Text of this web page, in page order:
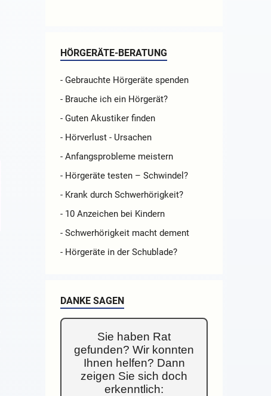
HÖRGERÄTE-BERATUNG
- Gebrauchte Hörgeräte spenden
- Brauche ich ein Hörgerät?
- Guten Akustiker finden
- Hörverlust - Ursachen
- Anfangsprobleme meistern
- Hörgeräte testen – Schwindel?
- Krank durch Schwerhörigkeit?
- 10 Anzeichen bei Kindern
- Schwerhörigkeit macht dement
- Hörgeräte in der Schublade?
DANKE SAGEN
Sie haben Rat
gefunden? Wir konnten
Ihnen helfen? Dann
zeigen Sie sich doch
erkenntlich: